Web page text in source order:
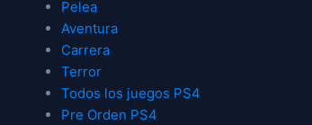
Pelea
Aventura
Carrera
Terror
Todos los juegos PS4
Pre Orden PS4